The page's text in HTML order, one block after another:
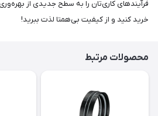
فرآیندهای کاری‌تان را به سطح جدیدی از
خرید کنید و از کیفیت بی‌همتا لذت ببرید!
محصولات مرتبط